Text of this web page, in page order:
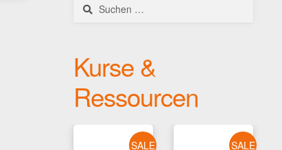
nach:
Kurse &
Ressourcen
SALE SALE